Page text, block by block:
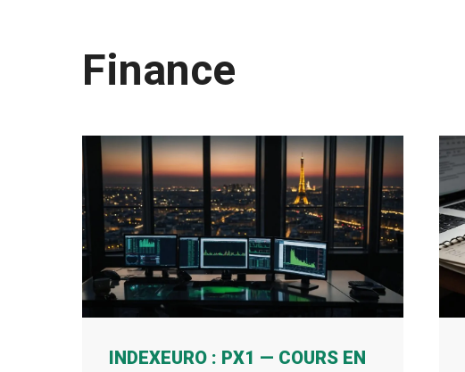
Finance
INDEXEURO : PX1 — COURS EN